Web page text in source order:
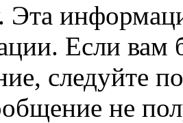
Эта
Если
следуйте
не